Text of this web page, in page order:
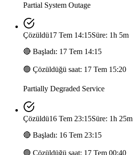
Partial System Outage
Çözüldü17 Tem 14:15Süre: 1h 5m
🔴 Başladı: 17 Tem 14:15
🟢 Çözüldüğü saat: 17 Tem 15:20
Partially Degraded Service
Çözüldü16 Tem 23:15Süre: 1h 25m
🔴 Başladı: 16 Tem 23:15
🟢 Çözüldüğü saat: 17 Tem 00:40